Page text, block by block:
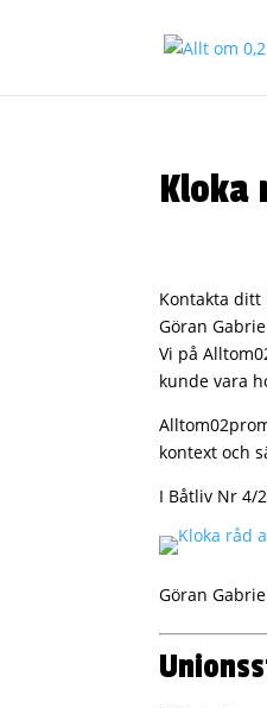
Kloka
Kontakta ditt
Göran
Vi på
kunde vara
kontext och
I Båtliv Nr 4/
Göran